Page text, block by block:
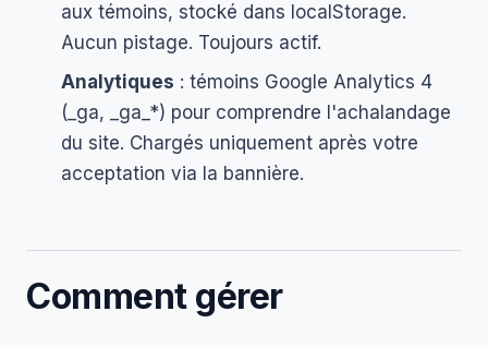
aux témoins, stocké dans localStorage.
Aucun pistage. Toujours actif.
Analytiques : témoins Google Analytics 4
(_ga, _ga_*) pour comprendre l'achalandage
du site. Chargés uniquement après votre
acceptation via la bannière.
Comment gérer